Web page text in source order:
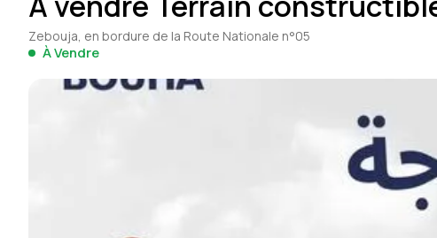
Zebouja, en bordure de la Route Nationale n°05
À Vendre